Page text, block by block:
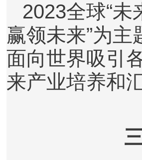
2023全球“未
赢领未来”为
面向世界吸引
来产业培养和